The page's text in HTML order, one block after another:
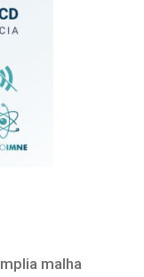
malha